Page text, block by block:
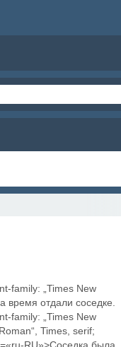
family: „Times New
время отдали соседке.
family: „Times New
Times, serif;